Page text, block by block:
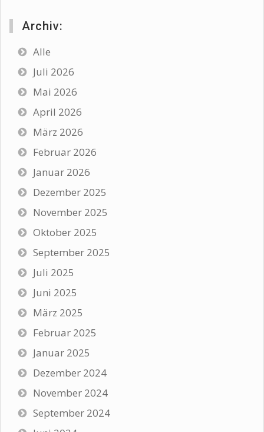
Archiv:
Alle
Juli 2026
Mai 2026
April 2026
März 2026
Februar 2026
Januar 2026
Dezember 2025
November 2025
Oktober 2025
September 2025
Juli 2025
Juni 2025
März 2025
Februar 2025
Januar 2025
Dezember 2024
November 2024
September 2024